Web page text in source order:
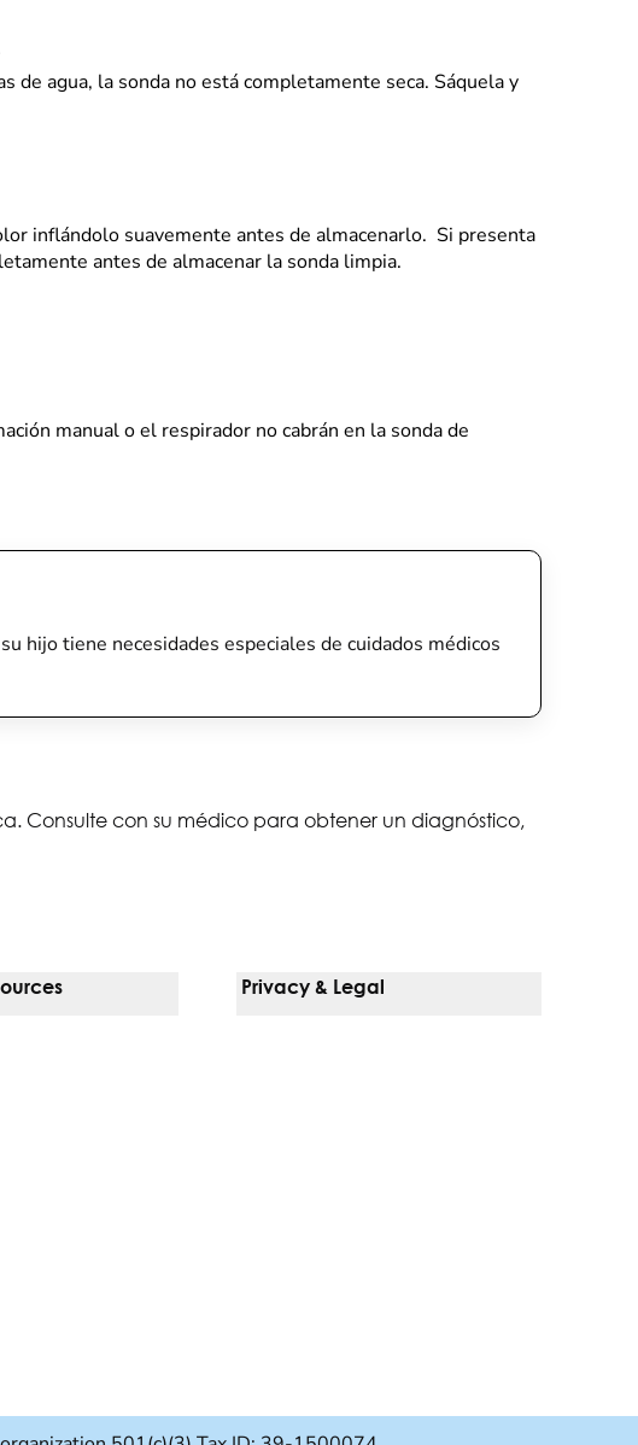
agua, la sonda no está completamente seca. Sáquela y
inflándolo suavemente antes de almacenarlo. Si presenta
antes de almacenar la sonda limpia.
manual o el respirador no cabrán en la sonda de
hijo tiene necesidades especiales de cuidados médicos
Consulte con su médico para obtener un diagnóstico,
Privacy & Legal